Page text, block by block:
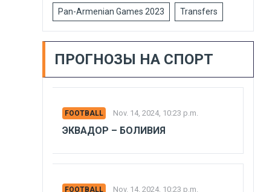
Pan-Armenian Games 2023 Transfers
ПРОГНОЗЫ НА СПОРТ
FOOTBALL Nov. 14, 2024, 10:23 p.m.
ЭКВАДОР – БОЛИВИЯ
FOOTBALL Nov. 14, 2024, 10:23 p.m.